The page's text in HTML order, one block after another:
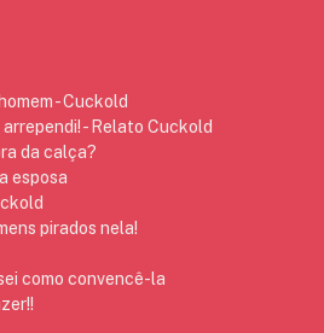
- Cuckold
- Relato Cuckold
da calça?
esposa
pirados nela!
como convencê-la